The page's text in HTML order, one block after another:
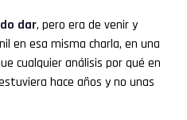
dar, pero era de venir y
en esa misma charla, en una
cualquier análisis por qué en
hace años y no unas